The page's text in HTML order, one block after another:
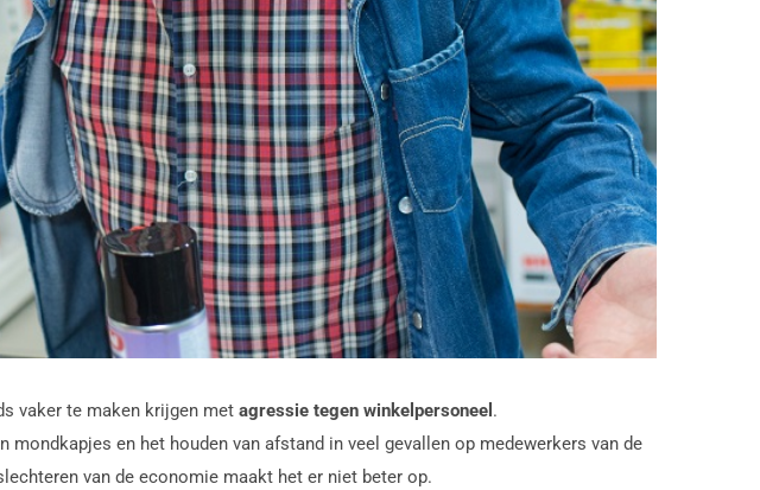
vaker te maken krijgen met agressie tegen winkelpersoneel .
en het houden van afstand in veel gevallen op medewerkers van de
van de economie maakt het er niet beter op.